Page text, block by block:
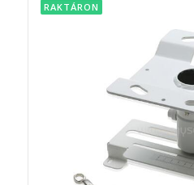
RAKTÁRON